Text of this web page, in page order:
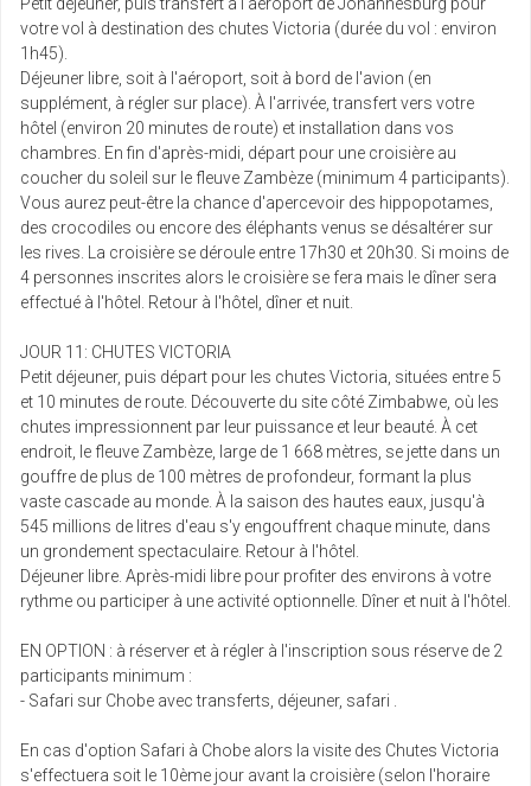
votre vol à destination des chutes Victoria (durée du vol : environ
1h45).
Déjeuner libre, soit à l'aéroport, soit à bord de l'avion (en
supplément, à régler sur place). À l'arrivée, transfert vers votre
hôtel (environ 20 minutes de route) et installation dans vos
chambres. En fin d'après-midi, départ pour une croisière au
coucher du soleil sur le fleuve Zambèze (minimum 4 participants).
Vous aurez peut-être la chance d'apercevoir des hippopotames,
des crocodiles ou encore des éléphants venus se désaltérer sur
les rives. La croisière se déroule entre 17h30 et 20h30. Si moins de
4 personnes inscrites alors le croisière se fera mais le dîner sera
effectué à l'hôtel. Retour à l'hôtel, dîner et nuit.
JOUR 11: CHUTES VICTORIA
Petit déjeuner, puis départ pour les chutes Victoria, situées entre 5
et 10 minutes de route. Découverte du site côté Zimbabwe, où les
chutes impressionnent par leur puissance et leur beauté. À cet
endroit, le fleuve Zambèze, large de 1 668 mètres, se jette dans un
gouffre de plus de 100 mètres de profondeur, formant la plus
vaste cascade au monde. À la saison des hautes eaux, jusqu'à
545 millions de litres d'eau s'y engouffrent chaque minute, dans
un grondement spectaculaire. Retour à l'hôtel.
Déjeuner libre. Après-midi libre pour profiter des environs à votre
rythme ou participer à une activité optionnelle. Dîner et nuit à l'hôtel.
EN OPTION : à réserver et à régler à l'inscription sous réserve de 2
participants minimum :
- Safari sur Chobe avec transferts, déjeuner, safari .
En cas d'option Safari à Chobe alors la visite des Chutes Victoria
s'effectuera soit le 10ème jour avant la croisière (selon l'horaire